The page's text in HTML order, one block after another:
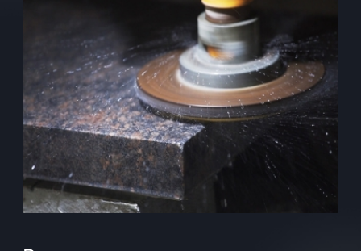
Возможно восстановление памятников
на местах или в мастерской – во
втором случае на время памятник
увозят с кладбища и в кратчайшие
сроки реставрируют, а потом сразу же
устанавливают обратно. Иногда
памятник не подлежит ремонту и
реставрации. В этой ситуации поможет
только полная замена памятника на
восстановление, полировку и
выравнивание надмогильных
плит, ограды, стойки для
траурных венков.